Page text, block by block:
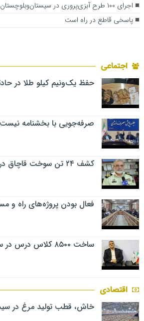
اجرای ۱۰۰ طرح آبزی‌پروری در سیستان‌وبلوچستان
پاسخی قاطع در راه است
اجتماعی
حفظ یک‌ونیم کیلو طلا در
صرفه‌جویی با بخشنامه نیست؛
کشف ۲۴ تن سوخت قاچاق در زاهدان
فعال بودن پروژه‌های راه و مسکن در
ساخت ۸۵۰۰ کلاس درس در سیستان‌وبلوچستان
اقتصادی
خاش، قطب تولید مرغ در